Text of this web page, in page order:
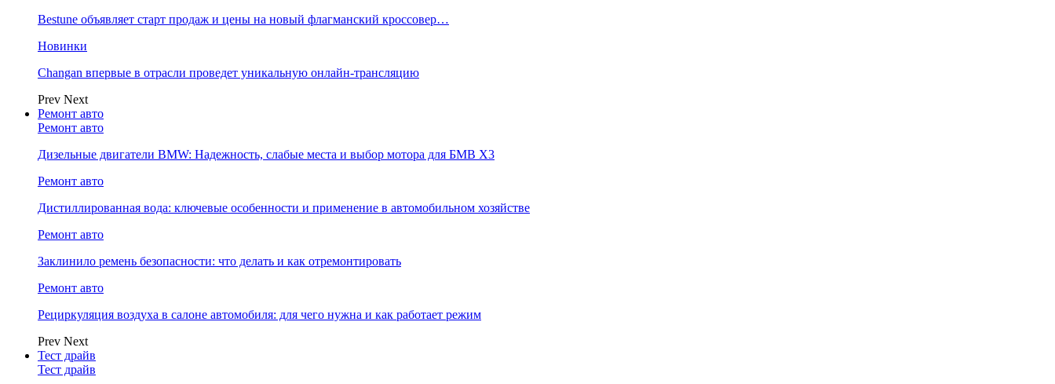
Bestune объявляет старт продаж и цены на новый флагманский кроссовер…
Новинки
Changan впервые в отрасли проведет уникальную онлайн-трансляцию
Prev Next
Ремонт авто
Ремонт авто
Дизельные двигатели BMW: Надежность, слабые места и выбор мотора для БМВ Х3
Ремонт авто
Дистиллированная вода: ключевые особенности и применение в автомобильном хозяйстве
Ремонт авто
Заклинило ремень безопасности: что делать и как отремонтировать
Ремонт авто
Рециркуляция воздуха в салоне автомобиля: для чего нужна и как работает режим
Prev Next
Тест драйв
Тест драйв